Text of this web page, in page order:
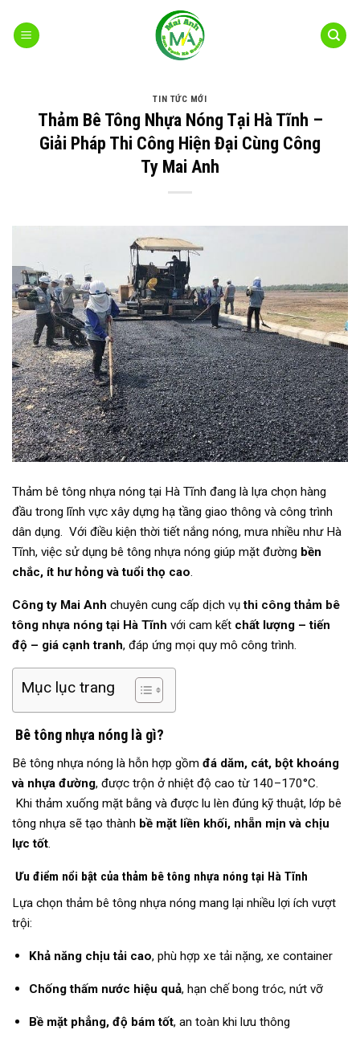
qua
TIN TỨC MỚI
Thảm Bê Tông Nhựa Nóng Tại Hà Tĩnh –
Giải Pháp Thi Công Hiện Đại Cùng Công
Ty Mai Anh
Thảm bê tông nhựa nóng tại Hà Tĩnh đang là lựa chọn hàng
đầu trong lĩnh vực xây dựng hạ tầng giao thông và công trình
dân dụng. Với điều kiện thời tiết nắng nóng, mưa nhiều như Hà
Tĩnh, việc sử dụng bê tông nhựa nóng giúp mặt đường bền
chắc, ít hư hỏng và tuổi thọ cao.
Công ty Mai Anh chuyên cung cấp dịch vụthi công thảm bê
tông nhựa nóng tại Hà Tĩnh với cam kết chất lượng – tiến
độ – giá cạnh tranh, đáp ứng mọi quy mô công trình.
Mục lục trang
Bê tông nhựa nóng là gì?
Bê tông nhựa nóng là hỗn hợp gồm đá dăm, cát, bột khoáng
và nhựa đường, được trộn ở nhiệt độ cao từ 140–170°C.
Khi thảm xuống mặt bằng và được lu lèn đúng kỹ thuật, lớp bê
tông nhựa sẽ tạo thành bề mặt liền khối, nhẵn mịn và chịu
lực tốt.
Ưu điểm nổi bật của thảm bê tông nhựa nóng tại Hà Tĩnh
Lựa chọn thảm bê tông nhựa nóng mang lại nhiều lợi ích vượt
trội:
Khả năng chịu tải cao, phù hợp xe tải nặng, xe container
Chống thấm nước hiệu quả, hạn chế bong tróc, nứt vỡ
Bề mặt phẳng, độ bám tốt, an toàn khi lưu thông